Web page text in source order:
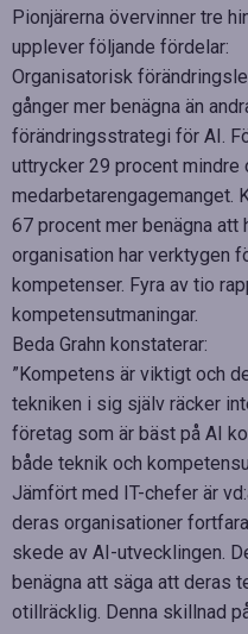
Pionjärerna övervinner tre
upplever följande fördelar:
Organisatorisk
gånger mer benägna än
förändringsstrategi för AI.
uttrycker 29 procent mindre
medarbetarengagemanget.
67 procent mer benägna att
organisation har verktygen
kompetenser. Fyra av tio
kompetensutmaningar.
Beda Grahn konstaterar:
”Kompetens är viktigt och
tekniken i sig själv räcker
företag som är bäst på AI
både teknik och
Jämfört med IT-chefer är
deras organisationer
skede av AI-utvecklingen.
benägna att säga att deras
otillräcklig. Denna skillnad